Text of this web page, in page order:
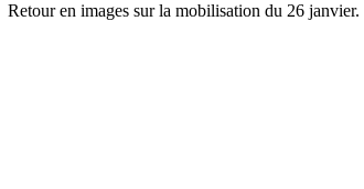
Retour en images sur la mobilisation du 26 janvier.